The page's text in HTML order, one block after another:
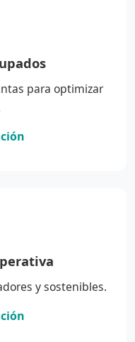
para optimizar
y sostenibles.